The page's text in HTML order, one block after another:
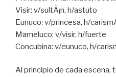
Visir: v/sultÃ¡n, h/astuto
Eunuco: v/princesa, h/
Mameluco: v/visir, h/fuerte
Concubina: v/eunuco, h/
Al principio de cada escena,